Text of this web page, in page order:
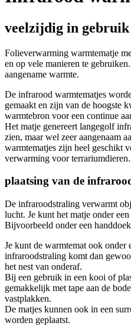
veelzijdig in gebruik
Folieverwarming warmtematje
en op vele manieren te
aangename warmte.
De infrarood warmtematjes
gemaakt en zijn van de hoogste
warmtebron voor een continue
Het matje genereert langegolf
zien, maar wel zeer aangenaam
warmtematjes zijn heel geschikt
verwarming voor terrariumdieren.
plaatsing van de
De infraroodstraling verwarmt
lucht. Je kunt het matje onder
Bijvoorbeeld onder een
Je kunt de warmtemat ook onder
infraroodstraling komt dan
het nest van onderaf.
Bij een gebruik in een kooi of
gemakkelijk met tape aan de
vastplakken.
De matjes kunnen ook in een
worden geplaatst.